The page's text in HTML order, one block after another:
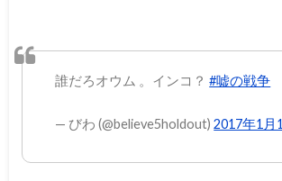
誰だろオウム 。インコ？#嘘の戦争
— びわ (@believe5holdout)2017年1月